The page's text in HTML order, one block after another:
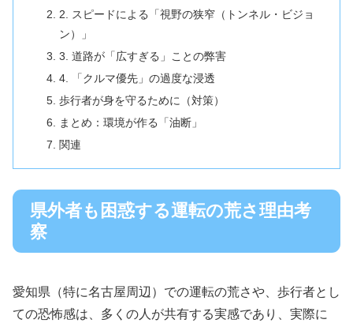
2. スピードによる「視野の狭窄（トンネル・ビジョ
ン）」
3. 道路が「広すぎる」ことの弊害
4. 「クルマ優先」の過度な浸透
歩行者が身を守るために（対策）
まとめ：環境が作る「油断」
関連
県外者も困惑する運転の荒さ理由考
察
愛知県（特に名古屋周辺）での運転の荒さや、歩行者とし
ての恐怖感は、多くの人が共有する実感であり、実際に